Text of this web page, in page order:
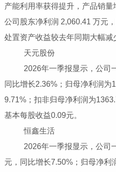
产能利用率获得提升，产品销
公司股东净利润 2,060.41 万元
处置资产收益较去年同期大幅减
天元股份
2026年一季报显示，公司一
同比增长2.36%；归母净利润为
9.71%；扣非归母净利润为
基本每股收益0.09元。
恒鑫生活
2026年一季报显示，公司
元，同比增长7.50%；归母净利